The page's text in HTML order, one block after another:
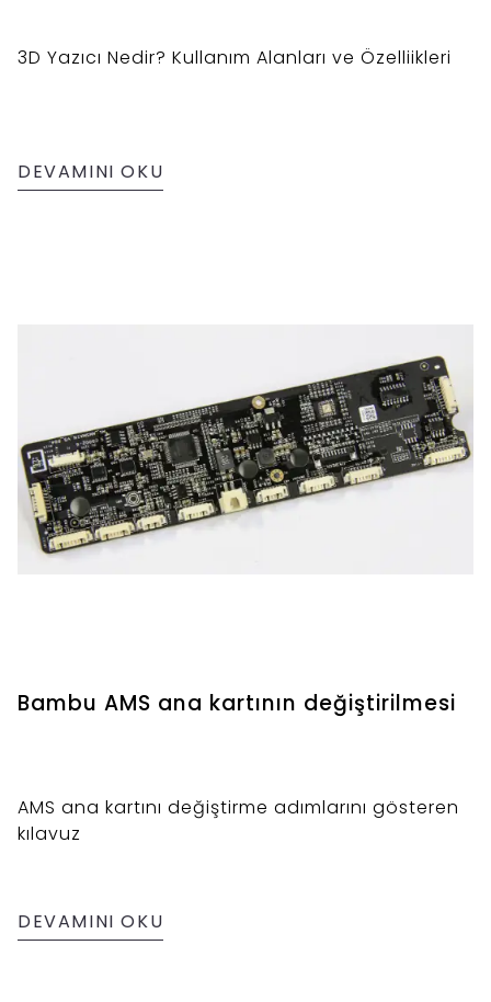
3D Yazıcı Nedir? Kullanım Alanları ve Özelliikleri
DEVAMINI OKU
Bambu AMS ana kartının değiştirilmesi
AMS ana kartını değiştirme adımlarını gösteren
kılavuz
DEVAMINI OKU